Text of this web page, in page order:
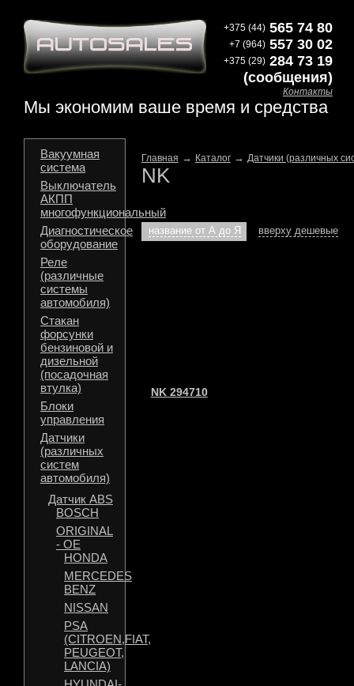
Мы экономим ваше время и средства
+375 (44) 565 74 80
+7 (964) 557 30 02
+375 (29) 284 73 19
(сообщения)
Контакты
Вакуумная
система
Выключатель
АКПП
многофункциональный
Диагностическое
оборудование
Реле
(различные
системы
автомобиля)
Стакан
форсунки
бензиновой и
дизельной
(посадочная
втулка)
Блоки
управления
Датчики
(различных
систем
автомобиля)
Датчик ABS
BOSCH
ORIGINAL
- OE
HONDA
MERCEDES
BENZ
NISSAN
PSA
(CITROEN,FIAT,
PEUGEOT,
LANCIA)
Главная → Каталог→ Датчики (различных
NK
название от А до Я вверху дешевые
NK 294710